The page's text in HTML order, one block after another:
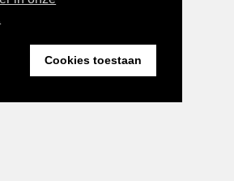
Cookies toestaan